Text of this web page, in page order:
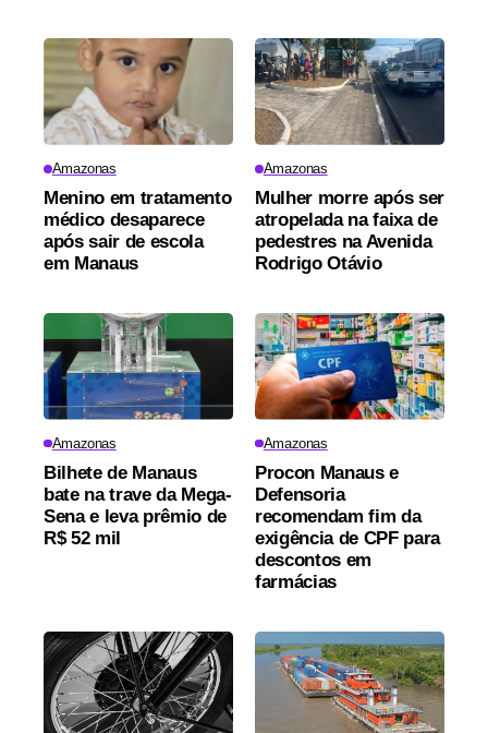
Amazonas
Menino em tratamento
médico desaparece
após sair de escola
em Manaus
Amazonas
Mulher morre após ser
atropelada na faixa de
pedestres na Avenida
Rodrigo Otávio
Amazonas
Bilhete de Manaus
bate na trave da Mega-
Sena e leva prêmio de
R$ 52 mil
Amazonas
Procon Manaus e
Defensoria
recomendam fim da
exigência de CPF para
descontos em
farmácias